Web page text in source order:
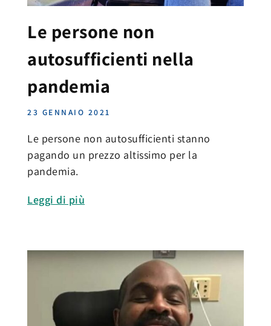
Le persone non
autosufficienti nella
pandemia
23 GENNAIO 2021
Le persone non autosufficienti stanno
pagando un prezzo altissimo per la
pandemia.
Leggi di più